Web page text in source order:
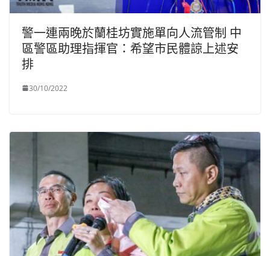
警一連兩晚於蘭桂坊實施單向人流管制 中
區警區助理指揮官：希望市民體諒上述安
排
30/10/2022